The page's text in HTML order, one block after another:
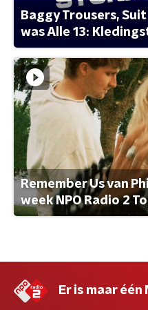
Baggy Trousers,
was Alle 13:
Remember Us van
week NPO Radio 2
Er is maar één